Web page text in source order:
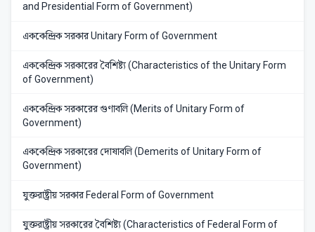
and Presidential Form of Government)
এককেন্দ্রিক সরকার Unitary Form of Government
এককেন্দ্রিক সরকারের বৈশিষ্ট্য (Characteristics of the Unitary Form
of Government)
এককেন্দ্রিক সরকারের গুণাবলি (Merits of Unitary Form of
Government)
এককেন্দ্রিক সরকারের দোষাবলি (Demerits of Unitary Form of
Government)
যুক্তরাষ্ট্রীয় সরকার Federal Form of Government
যুক্তরাষ্ট্রীয় সরকারের বৈশিষ্ট্য (Characteristics of Federal Form of